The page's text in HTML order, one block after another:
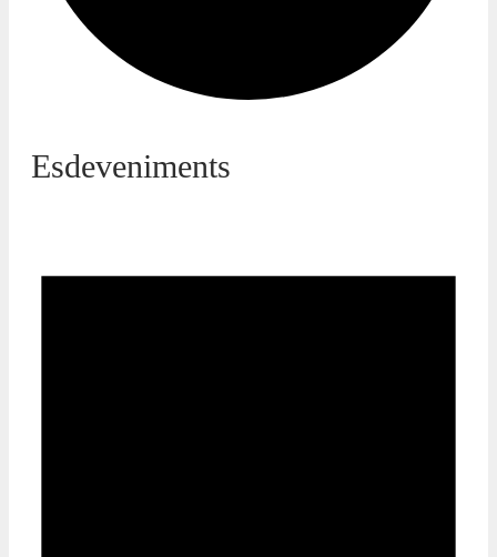
Esdeveniments